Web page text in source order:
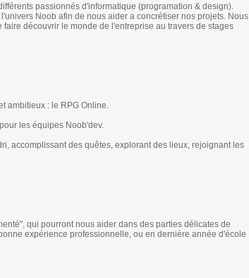
passionnés d'informatique (programation & design).
Noob afin de nous aider a concrétiser nos projets. Nous
découvrir le monde de l'entreprise au travers de stages
ambitieux : le RPG Online.
les équipes Noob'dev.
accomplissant des quêtes, explorant des lieux, rejoignant les
qui pourront nous aider dans des parties délicates de
expérience professionnelle, ou en dernière année d'école